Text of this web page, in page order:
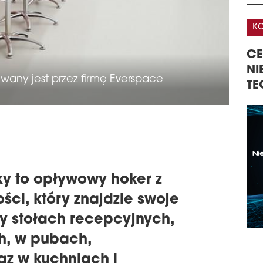
jest przez firmę Everspace
to opływowy hoker z
który znajdzie swoje
stołach recepcyjnych,
w pubach,
w kuchniach i
W
dla
W
TECHNOLOGIE, INWESTYCJE